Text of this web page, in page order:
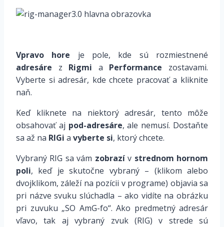
Vpravo hore je pole, kde sú rozmiestnené
adresáre z Rigmi a Performance zostavami.
Vyberte si adresár, kde chcete pracovať a kliknite
naň.
Keď kliknete na niektorý adresár, tento môže
obsahovať aj pod-adresáre, ale nemusí. Dostaňte
sa až na RIGi a vyberte si, ktorý chcete.
Vybraný RIG sa vám zobrazív strednom hornom
poli, keď je skutočne vybraný – (klikom alebo
dvojklikom, záleží na pozícii v programe) objavia sa
pri názve svuku slúchadla – ako vidíte na obrázku
pri zuvuku „SO AmG-fo“. Ako predmetný adresár
vľavo, tak aj vybraný zvuk (RIG) v strede sú